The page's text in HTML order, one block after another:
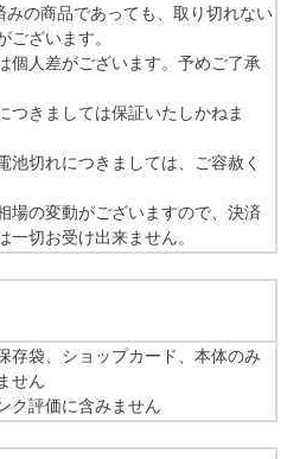
の商品であっても、取り切れない
ございます。
個人差がございます。予めご了承
つきましては保証いたしかねま
切れにつきましては、ご容赦く
場の変動がございますので、決済
一切お受け出来ません。
存袋、ショップカード、本体のみ
せん
ク評価に含みません